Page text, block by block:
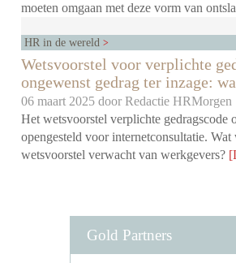
moeten omgaan met deze vorm van
HR in de wereld
Wetsvoorstel voor verplichte
ongewenst gedrag ter inzage:
06 maart 2025 doorRedactie HRMorgen
Het wetsvoorstel verplichte gedragscode
opengesteld voor internetconsultatie.
wetsvoorstel verwacht van werkgevers?
Gold Partners